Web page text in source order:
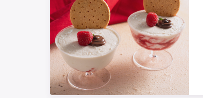
Dernieres recettes
IT Website
Instagram